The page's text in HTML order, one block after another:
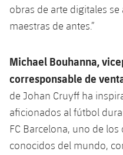
obras de arte digitales
maestras de antes.”
Michael Bouhanna,
corresponsable de
de Johan Cruyff ha
aficionados al fútbol
FC Barcelona, uno de
conocidos del mundo,